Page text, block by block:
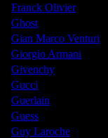
Franck Olivier
Ghost
Gian Marco Venturi
Giorgio Armani
Givenchy
Gucci
Guerlain
Guess
Guy Laroche